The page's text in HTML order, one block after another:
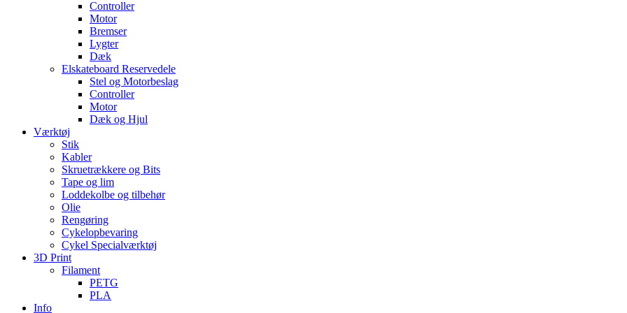
Controller
Motor
Bremser
Lygter
Dæk
Elskateboard Reservedele
Stel og Motorbeslag
Controller
Motor
Dæk og Hjul
Værktøj
Stik
Kabler
Skruetrækkere og Bits
Tape og lim
Loddekolbe og tilbehør
Olie
Rengøring
Cykelopbevaring
Cykel Specialværktøj
3D Print
Filament
PETG
PLA
Info